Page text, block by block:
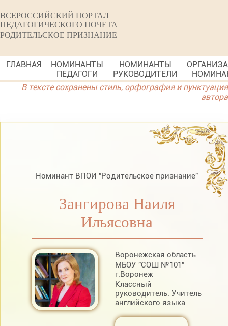
ВСЕРОССИЙСКИЙ ПОРТАЛ
ПЕДАГОГИЧЕСКОГО ПОЧЕТА
РОДИТЕЛЬСКОЕ ПРИЗНАНИЕ
ГЛАВНАЯ
НОМИНАНТЫ
ПЕДАГОГИ
НОМИНАНТЫ
РУКОВОДИТЕЛИ
В тексте сохранены стиль, орфография и пунктуация
автора
Номинант ВПОИ "Родительское признание"
Зангирова Наиля
Ильясовна
Воронежская область
МБОУ "СОШ №101"
г.Воронеж
Классный
руководитель. Учитель
английского языка